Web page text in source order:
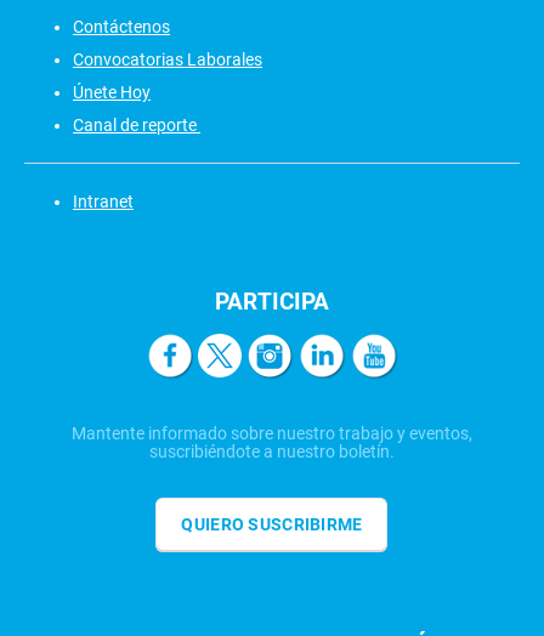
Contáctenos
Convocatorias Laborales
Únete Hoy
Canal de reporte
Intranet
PARTICIPA
Mantente informado sobre nuestro trabajo y eventos,
suscribiéndote a nuestro boletín.
QUIERO SUSCRIBIRME